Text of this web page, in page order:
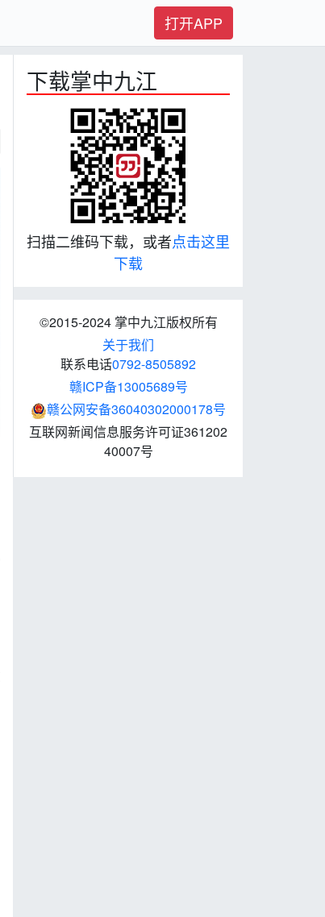
打开APP
下载掌中九江
扫描二维码下载，或者点击这里
下载
©2015-2024 掌中九江版权所有
关于我们
联系电话0792-8505892
赣ICP备13005689号
赣公网安备36040302000178号
互联网新闻信息服务许可证361202
40007号